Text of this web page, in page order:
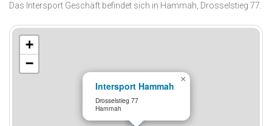
Das Intersport Geschäft befindet sich in Hammah, Drosselstieg 77.
Intersport Hammah
Drosselstieg 77
Hammah
×
+
−